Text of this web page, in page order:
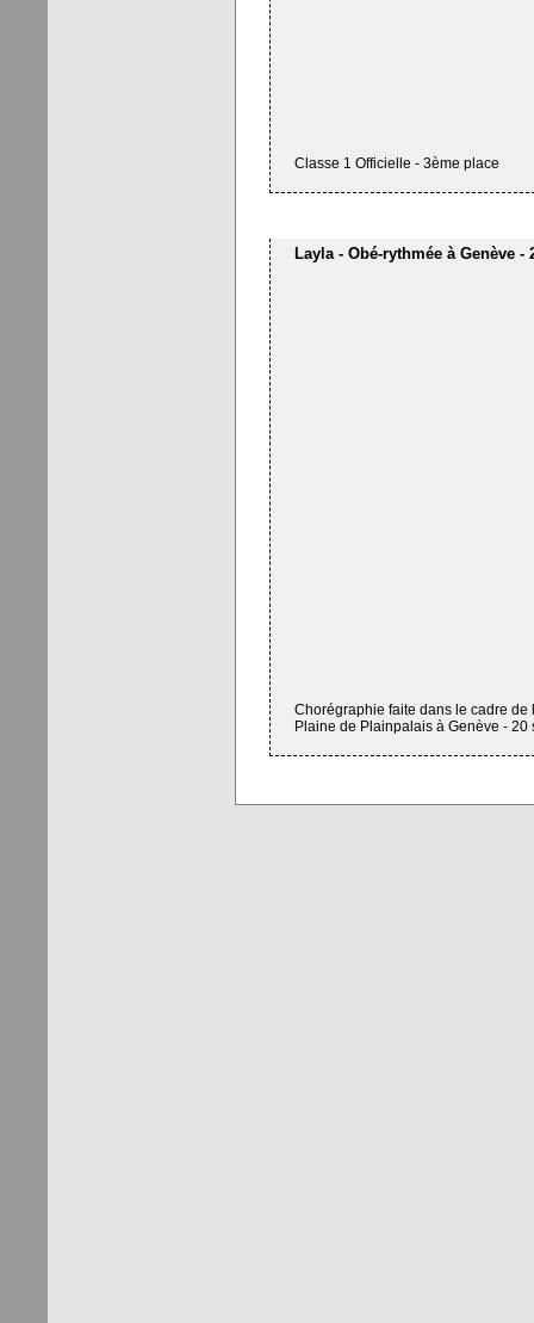
Classe 1 Officielle - 3ème place
Layla - Obé-rythmée à Genève -
Chorégraphie faite dans le cadre
Plaine de Plainpalais à Genève - 20